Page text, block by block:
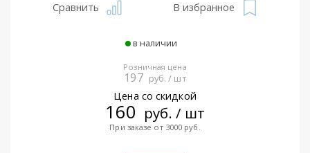
Сравнить В избранное
в наличии
Розничная цена
197 руб. / шт
Цена со скидкой
160 руб. / шт
При заказе от 3000 руб.